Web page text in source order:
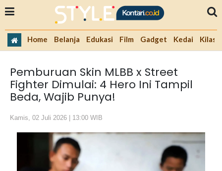
Home Belanja Edukasi Film Gadget Kedai Kilas
Pemburuan Skin MLBB x Street
Fighter Dimulai: 4 Hero Ini Tampil
Beda, Wajib Punya!
Kamis, 02 Juli 2026 | 13:00 WIB